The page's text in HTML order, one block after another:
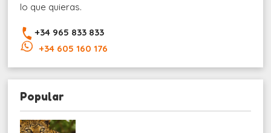
lo que quieras.
+34 965 833 833
+34 605 160 176
Popular